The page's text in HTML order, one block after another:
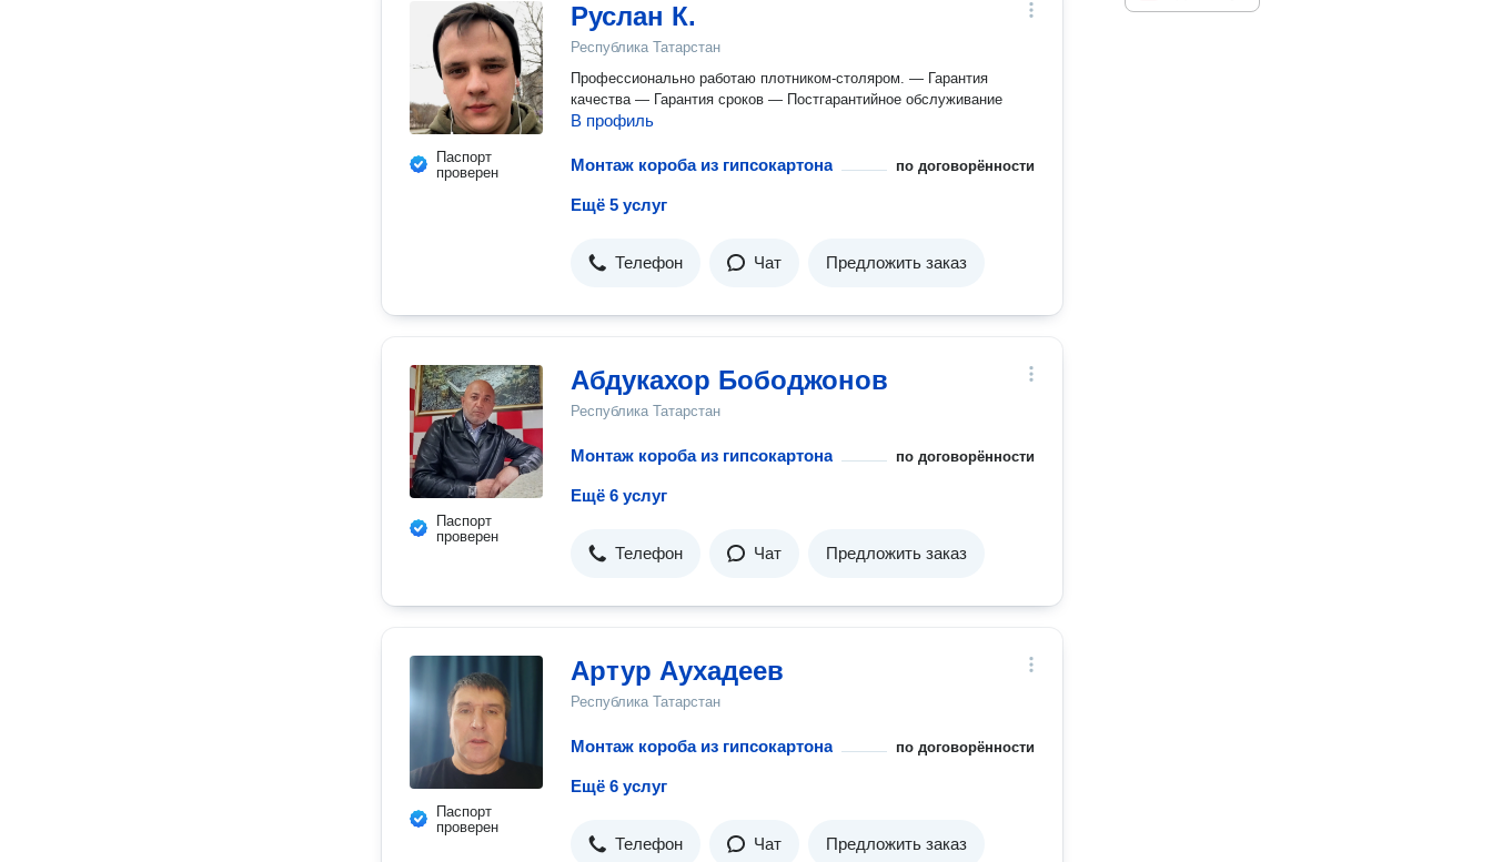
Паспорт
проверен
Руслан К.
Республика Татарстан
Профессионально работаю плотником-столяром. — Гарантия
качества — Гарантия сроков — Постгарантийное обслуживание
В профиль
Монтаж короба из гипсокартона по договорённости
Ещё 5 услуг
Телефон Чат Предложить заказ
Паспорт
проверен
Абдукахор Бободжонов
Республика Татарстан
Монтаж короба из гипсокартона по договорённости
Ещё 6 услуг
Телефон Чат Предложить заказ
Паспорт
проверен
Артур Аухадеев
Республика Татарстан
Монтаж короба из гипсокартона по договорённости
Ещё 6 услуг
Телефон Чат Предложить заказ